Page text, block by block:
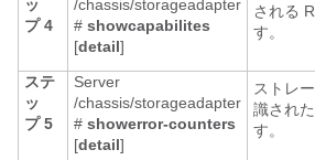
ッ
プ 4
/chassis/storageadapter
# showcapabilites
[detail]
される
す。
ステ
ッ
プ 5
Server
/chassis/storageadapter
# showerror-counters
[detail]
ストレ
識され
す。